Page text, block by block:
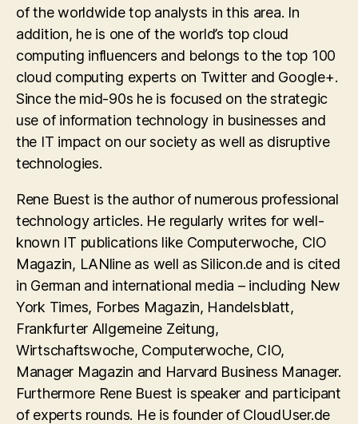
of the worldwide top analysts in this area. In
addition, he is one of the world’s top cloud
computing influencers and belongs to the top 100
cloud computing experts on Twitter and Google+.
Since the mid-90s he is focused on the strategic
use of information technology in businesses and
the IT impact on our society as well as disruptive
technologies.
Rene Buest is the author of numerous professional
technology articles. He regularly writes for well-
known IT publications like Computerwoche, CIO
Magazin, LANline as well as Silicon.de and is cited
in German and international media – including New
York Times, Forbes Magazin, Handelsblatt,
Frankfurter Allgemeine Zeitung,
Wirtschaftswoche, Computerwoche, CIO,
Manager Magazin and Harvard Business Manager.
Furthermore Rene Buest is speaker and participant
of experts rounds. He is founder of CloudUser.de